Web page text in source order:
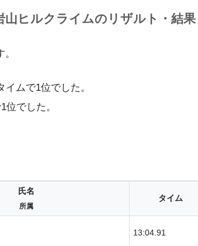
ヒルクライムのリザルト・結果
ムで1位でした。
でした。
氏名
所属
タイム
13:04.91